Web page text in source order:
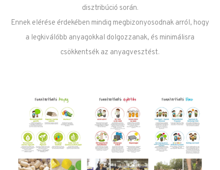
disztribúció során.
Ennek elérése érdekében mindig megbizonyosodnak arról, hogy
a legkiválóbb anyagokkal dolgozzanak, és minimálisra
csökkentsék az anyagvesztést.